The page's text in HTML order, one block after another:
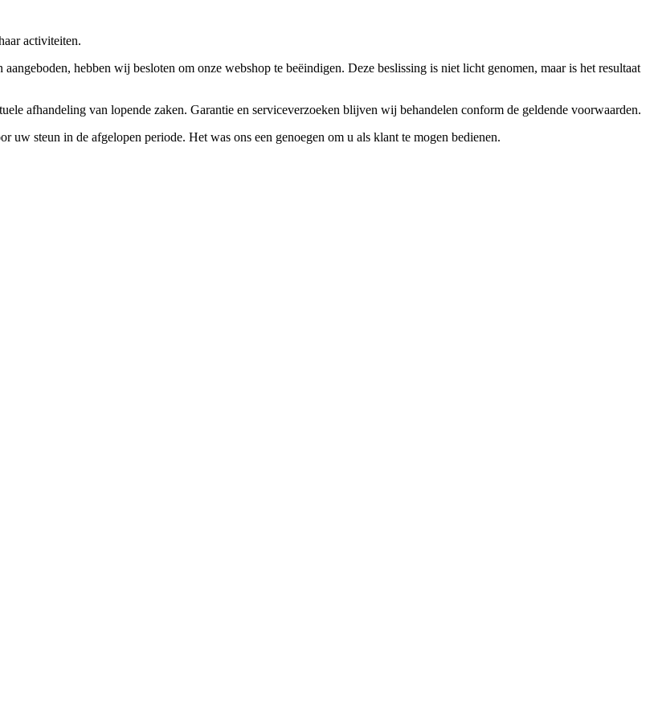
activiteiten.
hebben wij besloten om onze webshop te beëindigen. Deze beslissing is niet licht genomen, maar is het resultaat
afhandeling van lopende zaken. Garantie en serviceverzoeken blijven wij behandelen conform de geldende voorwaarden.
steun in de afgelopen periode. Het was ons een genoegen om u als klant te mogen bedienen.